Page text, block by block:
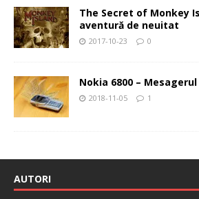
The Secret of Monkey
aventură de neuitat
2017-10-23 0
Nokia 6800 –
2018-11-05 1
AUTORI